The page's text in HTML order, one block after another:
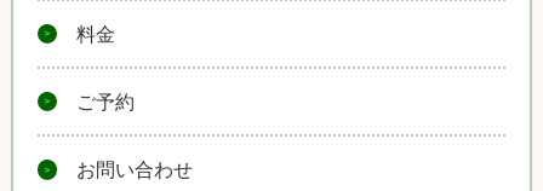
料金
ご予約
お問い合わせ